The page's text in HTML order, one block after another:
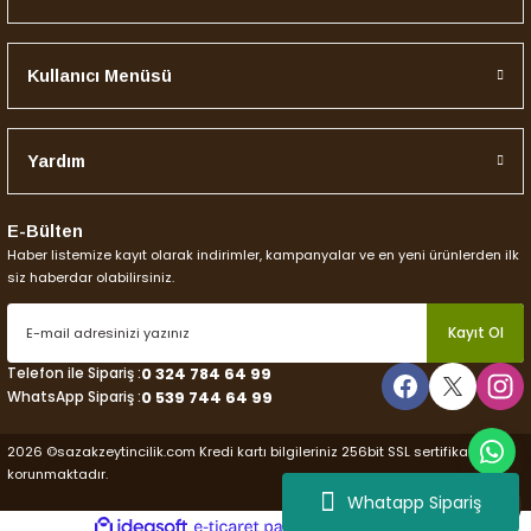
Whatapp Sipariş
Kullanıcı Menüsü
Yardım
E-Bülten
Haber listemize kayıt olarak indirimler, kampanyalar ve en yeni ürünlerden ilk
siz haberdar olabilirsiniz.
Kayıt Ol
Telefon ile Sipariş :0 324 784 64 99
WhatsApp Sipariş :0 539 744 64 99
2026 ©sazakzeytincilik.com Kredi kartı bilgileriniz 256bit SSL sertifikası ile
korunmaktadır.
ideasoft